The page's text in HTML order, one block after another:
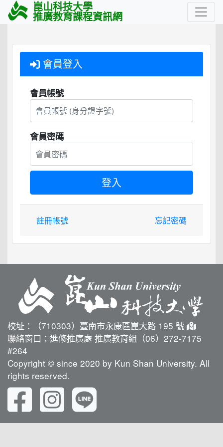
崑山科技大學
推廣教育課程資訊網
會員登入
會員帳號
會員密碼
註冊帳號 忘記密碼
校址：（710303）臺南市永康區崑大路 195 號
聯絡窗口：進修推廣處 推廣教育組（06）272-7175
#264
Copyright © since 2020 by Kun Shan University. All
rights reserved.